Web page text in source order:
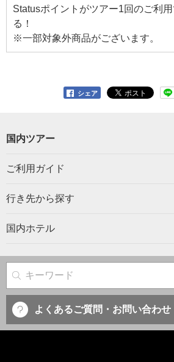
Statusポイントがツアー1回のご利
る！
※一部対象外商品がございます。
シェア
国内ツアー
ご利用ガイド
行き先から探す
国内ホテル
サイト内検索
よくあるご質問・お問い合わせ